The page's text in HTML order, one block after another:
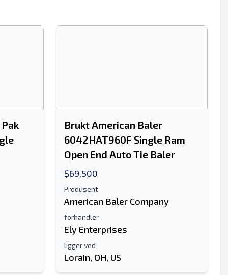
Brukt American Baler
6042HAT960F Single Ram
Open End Auto Tie Baler
$69,500
Produsent
American Baler Company
forhandler
Ely Enterprises
ligger ved
Lorain, OH, US
Sende